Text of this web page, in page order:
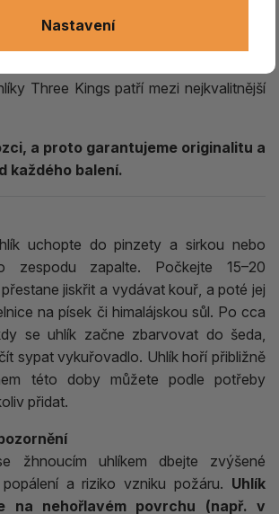
uživatelé, kteří chtějí jednoduché
zdroje tepla při vykuřování.
Three Kings patří mezi nejkvalitnější
a proto garantujeme originalitu a
každého balení.
uchopte do pinzety a sirkou nebo
zespodu zapalte. Počkejte 15–20
jiskřit a vydávat kouř, a poté jej
na písek či himalájskou sůl. Po cca
se uhlík začne zbarvovat do šeda,
sypat vykuřovadlo. Uhlík hoří přibližně
této doby můžete podle potřeby
přidat.
žhnoucím uhlíkem dbejte zvýšené
a riziko vzniku požáru. Uhlík
na nehořlavém povrchu (např. v
Nastavení